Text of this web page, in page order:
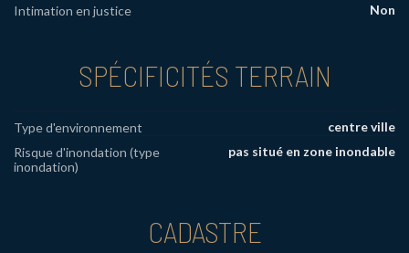
Intimation en justice Non
SPÉCIFICITÉS TERRAIN
Type d'environnement
centre ville
Risque d'inondation (type
inondation)
pas situé en zone inondable
CADASTRE